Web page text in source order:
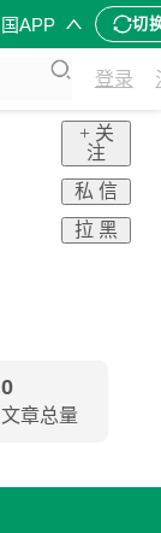
APP 切
登录
+ 关
注
私 信
拉 黑
0
文章总量